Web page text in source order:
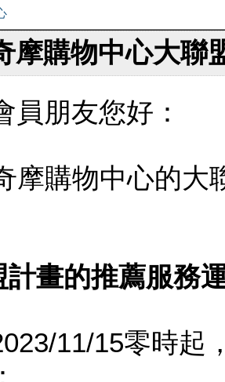
摩購物中心大聯
員朋友您好：
摩購物中心的大
計畫的推薦服務
11/15零時起